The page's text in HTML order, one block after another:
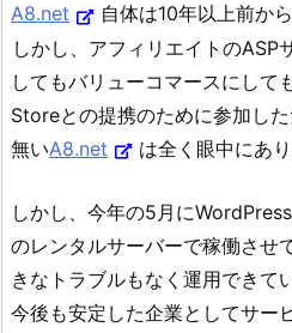
A8.net
自体は10年以上前か
しかし、アフィリエイトのASP
してもバリューコマースにし
Storeとの提携のために参加し
無いA8.net は全く眼中にあ
しかし、今年の5月に
のレンタルサーバーで稼働させ
きなトラブルもなく運用できて
今後も安定した企業としてサー